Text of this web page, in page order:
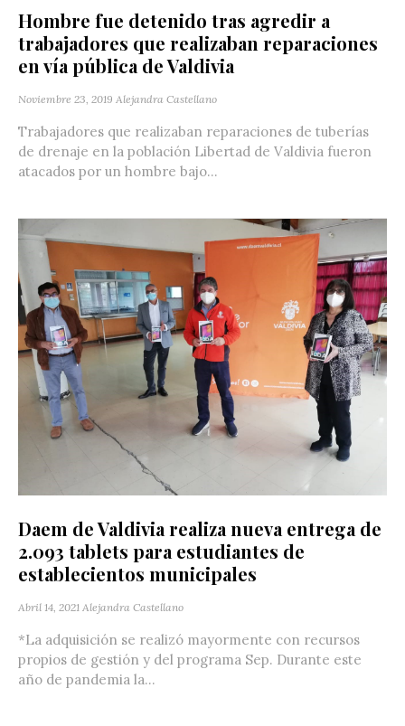
Hombre fue detenido tras agredir a
trabajadores que realizaban reparaciones
en vía pública de Valdivia
Noviembre 23, 2019 Alejandra Castellano
Trabajadores que realizaban reparaciones de tuberías
de drenaje en la población Libertad de Valdivia fueron
atacados por un hombre bajo...
Daem de Valdivia realiza nueva entrega de
2.093 tablets para estudiantes de
establecientos municipales
Abril 14, 2021 Alejandra Castellano
*La adquisición se realizó mayormente con recursos
propios de gestión y del programa Sep. Durante este
año de pandemia la...